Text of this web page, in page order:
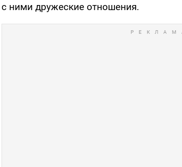
с ними дружеские отношения.